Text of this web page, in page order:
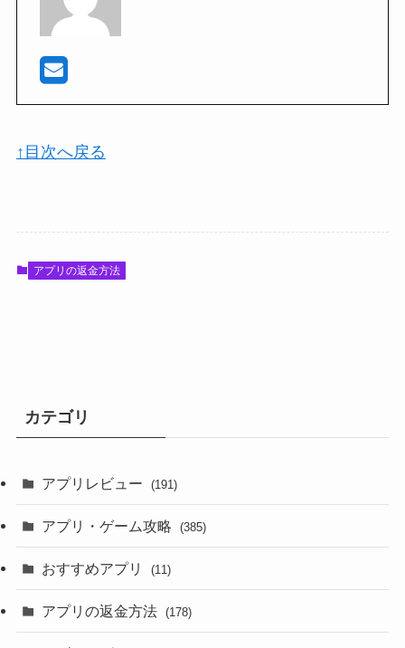
↑目次へ戻る
アプリの返金方法
カテゴリ
アプリレビュー (191)
アプリ・ゲーム攻略 (385)
おすすめアプリ (11)
アプリの返金方法 (178)